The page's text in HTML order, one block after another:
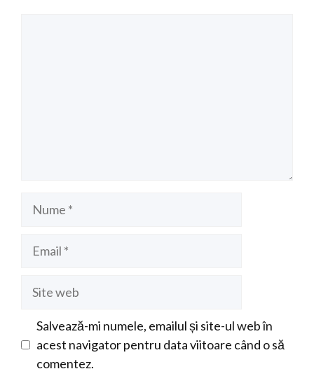
Salvează-mi numele, emailul și site-ul web în
acest navigator pentru data viitoare când o să
comentez.